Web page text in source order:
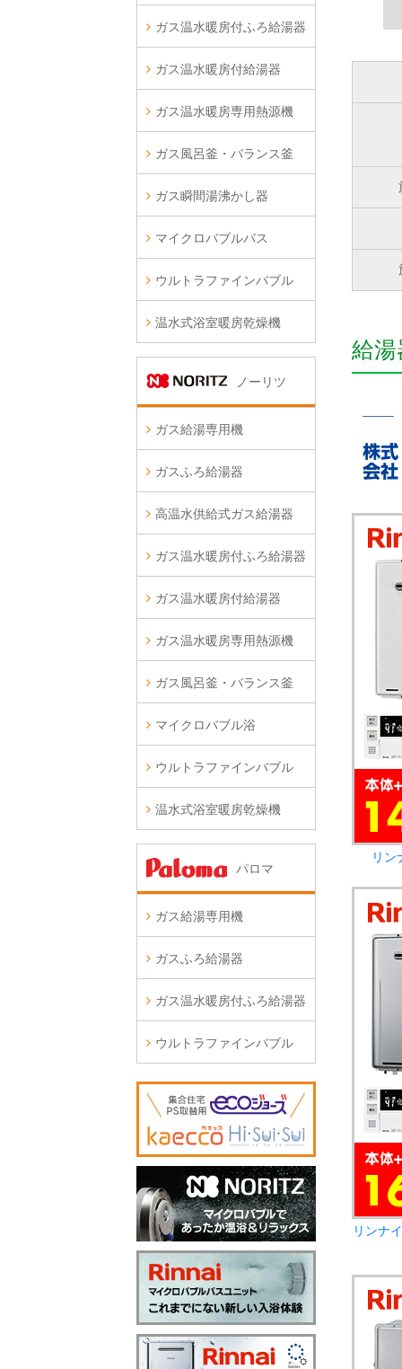
給
リン
リンナ
ガス温水暖房付ふろ給湯器
ガス温水暖房付給湯器
ガス温水暖房専用熱源機
ガス風呂釜・バランス釜
ガス瞬間湯沸かし器
マイクロバブルバス
ウルトラファインバブル
温水式浴室暖房乾燥機
ノーリツ
ガス給湯専用機
ガスふろ給湯器
高温水供給式ガス給湯器
ガス温水暖房付ふろ給湯器
ガス温水暖房付給湯器
ガス温水暖房専用熱源機
ガス風呂釜・バランス釜
マイクロバブル浴
ウルトラファインバブル
温水式浴室暖房乾燥機
パロマ
ガス給湯専用機
ガスふろ給湯器
ガス温水暖房付ふろ給湯器
ウルトラファインバブル